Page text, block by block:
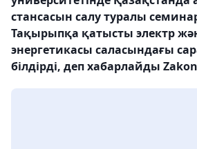
стансасын салу туралы
Тақырыпқа қатысты электр
энергетикасы саласындағы
білдірді, деп хабарлайды